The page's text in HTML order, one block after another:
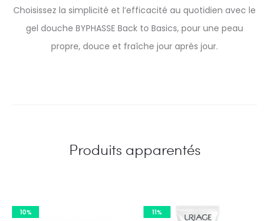
Choisissez la simplicité et l’efficacité au quotidien avec le
gel douche BYPHASSE Back to Basics, pour une peau
propre, douce et fraîche jour après jour.
Produits apparentés
10% 11%